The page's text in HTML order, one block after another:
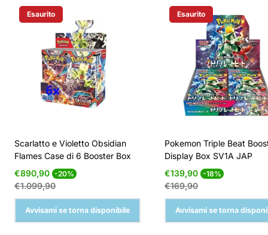
Etichetta Del Prodotto:
Esaurito
Scarlatto e Violetto Obsidian
Flames Case di 6 Booster Box
Prezzo
di
vendita
€890,90 -20% Prezzo
€1.099,90
Avvisami se torna disponibile
Etichetta Del Prodotto:
Esaurito
Pokemon Triple Beat
Display Box SV1A JAP
Prezzo
di
vendita
€139,90 -18% Prezzo
€169,90
Avvisami se torna